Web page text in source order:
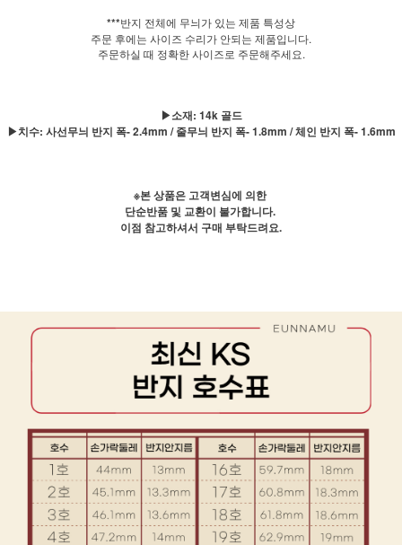
***반지 전체에 무늬가 있는 제품 특성상
주문 후에는 사이즈 수리가 안되는 제품입니다.
주문하실 때 정확한 사이즈로 주문해주세요.
▶소재: 14k 골드
▶치수: 사선무늬 반지 폭- 2.4mm / 줄무늬 반지 폭- 1.8mm / 체인 반지 폭- 1.6mm
※본 상품은 고객변심에 의한
단순반품 및 교환이 불가합니다.
이점 참고하셔서 구매 부탁드려요.